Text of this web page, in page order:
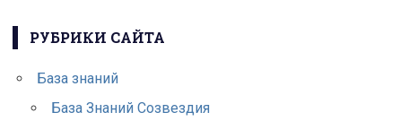
РУБРИКИ САЙТА
База знаний
База Знаний Созвездия